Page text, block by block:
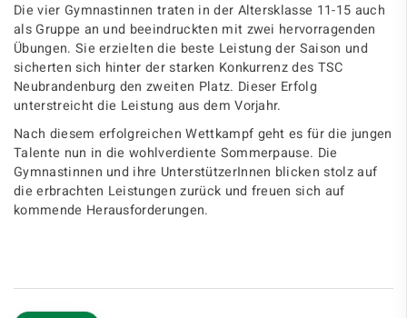
Die vier Gymnastinnen traten in der Altersklasse 11-15 auch
als Gruppe an und beeindruckten mit zwei hervorragenden
Übungen. Sie erzielten die beste Leistung der Saison und
sicherten sich hinter der starken Konkurrenz des TSC
Neubrandenburg den zweiten Platz. Dieser Erfolg
unterstreicht die Leistung aus dem Vorjahr.
Nach diesem erfolgreichen Wettkampf geht es für die jungen
Talente nun in die wohlverdiente Sommerpause. Die
Gymnastinnen und ihre UnterstützerInnen blicken stolz auf
die erbrachten Leistungen zurück und freuen sich auf
kommende Herausforderungen.